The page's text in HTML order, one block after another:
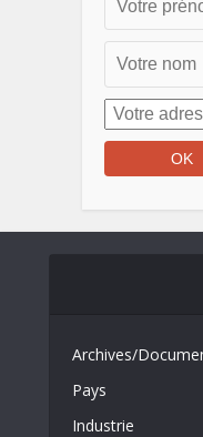
Archives/
Pays
Industrie